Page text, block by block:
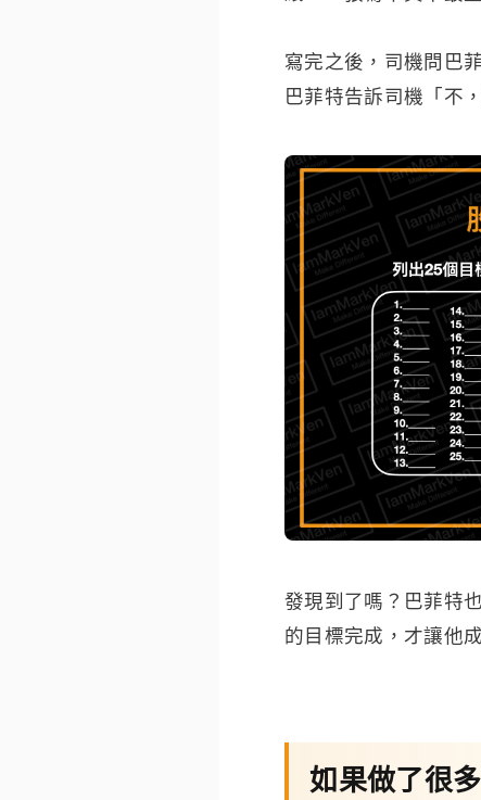
寫完之後，司機問巴
巴菲特告訴司機「不
發現到了嗎？巴菲特
的目標完成，才讓他
如果做了很